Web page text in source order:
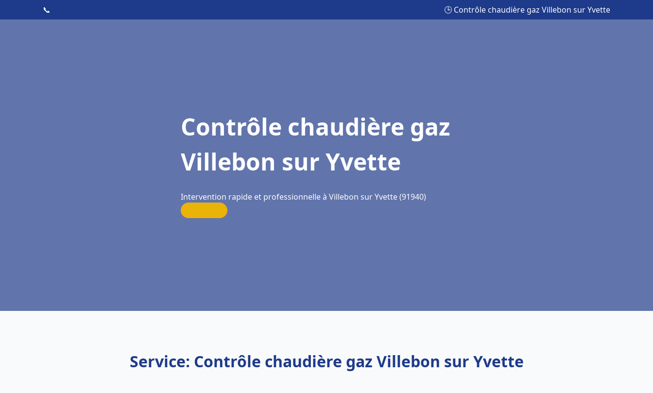
📞 🕒 Contrôle chaudière gaz Villebon sur Yvette
Contrôle chaudière gaz
Villebon sur Yvette
Intervention rapide et professionnelle à Villebon sur Yvette (91940)
Service: Contrôle chaudière gaz Villebon sur Yvette